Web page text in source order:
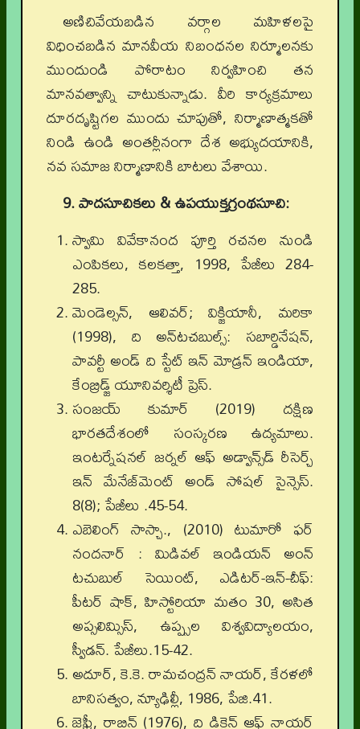
అణిచివేయబడిన వర్గాల మహిళలపై
విధించబడిన మానవీయ నిబంధనల నిర్మూలనకు
ముందుండి పోరాటం నిర్వహించి తన
మానవత్వాన్ని చాటుకున్నాడు. వీరి కార్యక్రమాలు
దూరదృష్టిగల ముందు చూపుతో, నిర్మాణాత్మకతో
నిండి ఉండి అంతర్లీనంగా దేశ అభ్యుదయానికి,
నవ సమాజ నిర్మాణానికి బాటలు వేశాయి.
9. పాదసూచికలు & ఉపయుక్తగ్రంథసూచి:
స్వామి వివేకానంద పూర్తి రచనల నుండి
ఎంపికలు, కలకత్తా, 1998, పేజీలు 284-
285.
మెండెల్సన్, ఆలివర్; విక్జియానీ, మరికా
(1998), ది అన్‌టచబుల్స్: సబార్డినేషన్,
పావర్టీ అండ్ ది స్టేట్ ఇన్ మోడ్రన్ ఇండియా,
కేంబ్రిడ్జ్ యూనివర్శిటీ ప్రెస్.
సంజయ్ కుమార్ (2019) దక్షిణ
భారతదేశంలో సంస్కరణ ఉద్యమాలు.
ఇంటర్నేషనల్ జర్నల్ ఆఫ్ అడ్వాన్స్‌డ్ రీసెర్చ్
ఇన్ మేనేజ్‌మెంట్ అండ్ సోషల్ సైన్సెస్.
8(8); పేజీలు .45-54.
ఎబెలింగ్ సాస్చా., (2010) టుమారో ఫర్
నందనార్ : మిడివల్ ఇండియన్ అంన్
టచుబుల్ సెయింట్, ఎడిటర్-ఇన్-చీఫ్:
పీటర్ షాక్, హిస్టోరియా మతం 30, అసిత
అప్సలిమ్సిస్, ఉప్ప్సల విశ్వవిద్యాలయం,
స్వీడన్. పేజీలు.15-42.
అదూర్, కె.కె. రామచంద్రన్ నాయర్, కేరళలో
బానిసత్వం, న్యూఢిల్లీ, 1986, పేజి.41.
జెఫ్రీ, రాబిన్ (1976), ది డిక్లైన్ ఆఫ్ నాయర్